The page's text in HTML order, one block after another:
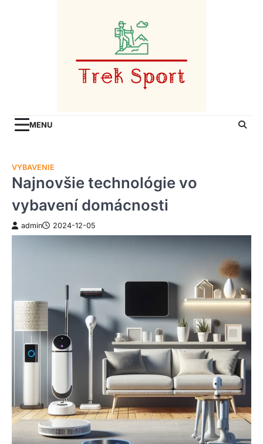
MENU
VYBAVENIE
Najnovšie technológie vo
vybavení domácnosti
admin 2024-12-05